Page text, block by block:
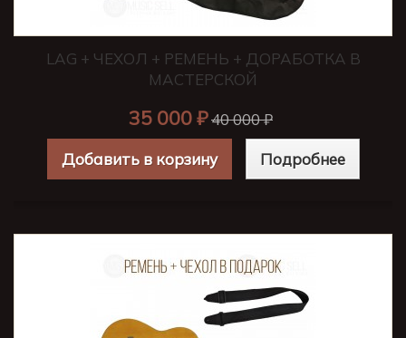
LAG + ЧЕХОЛ + РЕМЕНЬ + ДОРАБОТКА В
МАСТЕРСКОЙ
35 000 ₽40 000 ₽
Добавить в корзину Подробнее